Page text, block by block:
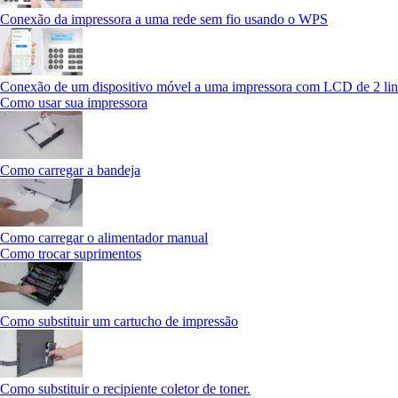
Conexão da impressora a uma rede sem fio usando o WPS
Conexão de um dispositivo móvel a uma impressora com LCD de 2
Como usar sua impressora
Como carregar a bandeja
Como carregar o alimentador manual
Como trocar suprimentos
Como substituir um cartucho de impressão
Como substituir o recipiente coletor de toner.